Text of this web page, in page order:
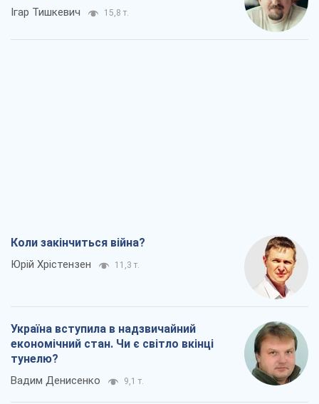
Ігар Тишкевич 15,8 т.
Коли закінчиться війна?
Юрій Хрістензен 11,3 т.
Україна вступила в надзвичайний
економічний стан. Чи є світло вкінці
тунелю?
Вадим Денисенко 9,1 т.